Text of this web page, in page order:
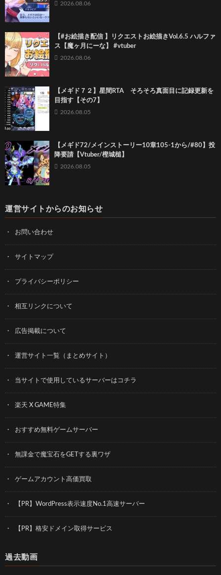
2026.08.06
【#お絵描き配信 】リクエストお絵描きVol.6.5 ハルファ
ス【魔ヶ月にーな】 #vtuber
2026.08.06
【メギド７２】星間RTA そろそろ真面目に記録更新を
目指す【その7】
2026.08.05
【メギド72/メインストーリー10章105-1から/#80】投
降要請【Vtuber/樫城槌】
2026.08.05
運営サイトからのお知らせ
お問い合わせ
サイトマップ
プライバシーポリシー
相互リンクについて
広告掲載について
運営サイト一覧（まとめサイト）
当サイトで使用しているサーバーはコチラ
楽天 X GAME特集
おすすめ無料ゲームサーバー
無課金で魔宝石をGETする裏ワザ
ゲームアカウント高価買取
【PR】WordPress表示速度No.1高速サーバー
【PR】格安ドメイン取得サービス
過去動画